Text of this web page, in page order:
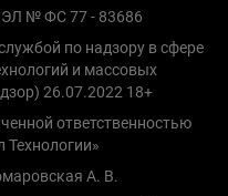
ЭЛ № ФС 77 - 83686
по надзору в сфере
и массовых
26.07.2022 18+
ответственностью
А. В.